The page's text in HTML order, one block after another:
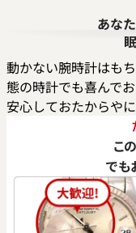
パワー パワーリザ
格
合わせください
電話で聞く
あな
動かない腕時計はも
態の時計でも喜んで
安心しておたからや
こ
でも